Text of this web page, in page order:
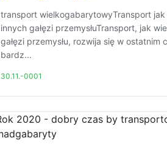
transport wielkogabarytowyTransport jak
innych gałęzi przemysłuTransport, jak
gałęzi przemysłu, rozwija się w ostatnim
bardz...
30.11.-0001